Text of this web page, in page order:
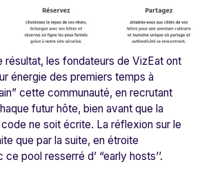
résultat, les fondateurs de VizEat ont
énergie des premiers temps à
cette communauté, en recrutant
futur hôte, bien avant que la
ne soit écrite. La réflexion sur le
que par la suite, en étroite
pool resserré d’ “early hosts’’.